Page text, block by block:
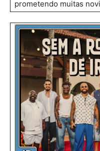
prometendo muitas